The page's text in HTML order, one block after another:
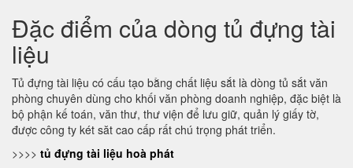
Đặc điểm của dòng tủ đựng tài
liệu
Tủ đựng tài liệu có cấu tạo bằng chất liệu sắt là dòng tủ sắt văn
phòng chuyên dùng cho khối văn phòng doanh nghiệp, đặc biệt là
bộ phận kế toán, văn thư, thư viện để lưu giữ, quản lý giấy tờ,
được công ty két săt cao cấp rất chú trọng phát triển.
>>>> tủ đựng tài liệu hoà phát